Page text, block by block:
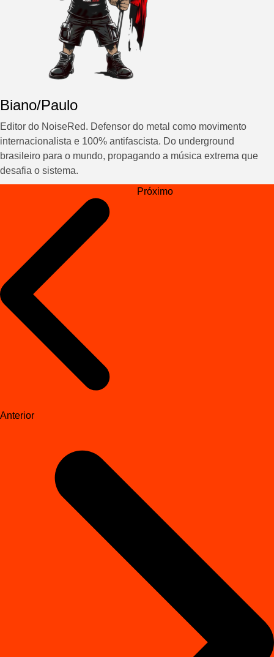
Biano/Paulo
Editor do NoiseRed. Defensor do metal como movimento
internacionalista e 100% antifascista. Do underground
brasileiro para o mundo, propagando a música extrema que
desafia o sistema.
Navegação
Anterior
Próximo